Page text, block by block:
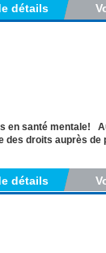
détails
en santé mentale!
des droits auprès
détails